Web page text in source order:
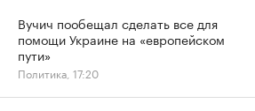
Вучич пообещал сделать все для
помощи Украине на «европейском
пути»
Политика, 17:20